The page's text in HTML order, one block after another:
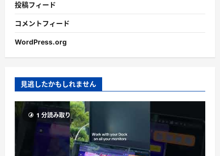
投稿フィード
コメントフィード
WordPress.org
見逃したかもしれません
1 分読み取り